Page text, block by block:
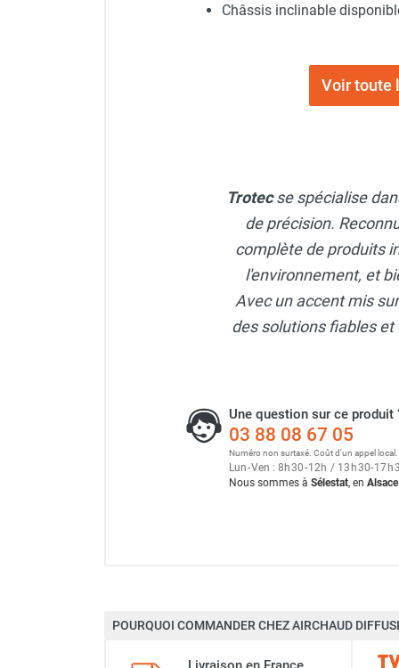
Chauffage FARM au fioul
Rideau d'air pour portes tournantes
Rideau isolant thermique
Parasol chauffant à gaz
Chauffage infrarouge fixe mur et
Chauffage radiant électrique
Chauffage Infrarouge électrique fixe
Chauffage radiant tube suspendu
Châssis inclinable
Voir toute
Trotecse spécialise
de précision.
complète de produits
l'environnement, et
Avec un accent mis
des solutions fiables
Une question sur ce produit
03 88 08 67 05
Numéro non surtaxé. Coût d'un appel local.
Lun-Ven : 8h30-12h / 13h30-17h
Nous sommes à Sélestat, en Alsace
Vitesse max
Ventilateur-extracteur
POURQUOI COMMANDER CHEZ AIRCHAUD